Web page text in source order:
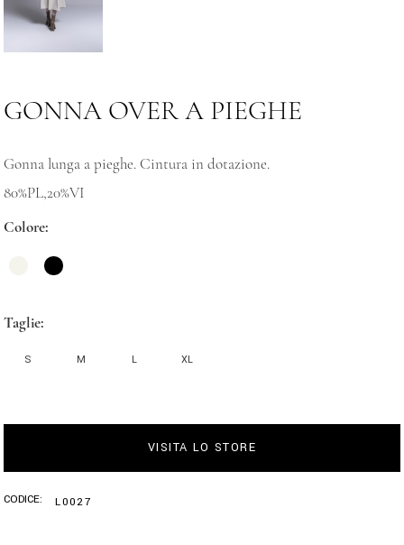
GONNA OVER A PIEGHE
Gonna lunga a pieghe. Cintura in dotazione.
80%PL,20%VI
Colore
Taglie
S M L XL
VISITA LO STORE
CODICE: L0027